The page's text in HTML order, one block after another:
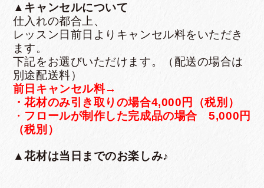
▲キャンセルについて
仕入れの都合上、
レッスン日前日よりキャンセル料をいただき
ます。
下記をお選びいただけます。（配送の場合は
別途配送料）
前日キャンセル料→
・花材のみ引き取りの場合4,000円（税別）
・ フロールが制作した完成品の場合 5,000 円
（税別）
▲花材は当日までのお楽しみ♪